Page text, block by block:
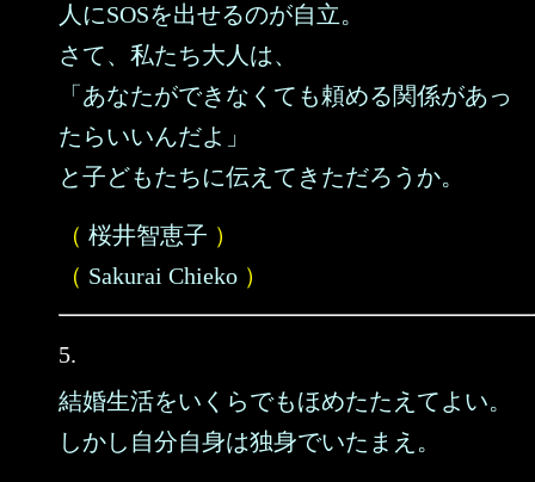
人にSOSを出せるのが自立。
さて、私たち大人は、
「あなたができなくても頼める関係があっ
たらいいんだよ」
と子どもたちに伝えてきただろうか。
（ 桜井智恵子 ）
（ Sakurai Chieko ）
5.
結婚生活をいくらでもほめたたえてよい。
しかし自分自身は独身でいたまえ。